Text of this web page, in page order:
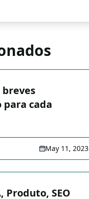
para cada
May 11, 2023
Produto, SEO